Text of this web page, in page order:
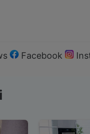
Facebook